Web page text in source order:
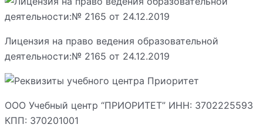
Лицензия на право ведения образовательной
деятельности:№ 2165 от 24.12.2019
ООО Учебный центр “ПРИОРИТЕТ” ИНН: 3702225593
КПП: 370201001